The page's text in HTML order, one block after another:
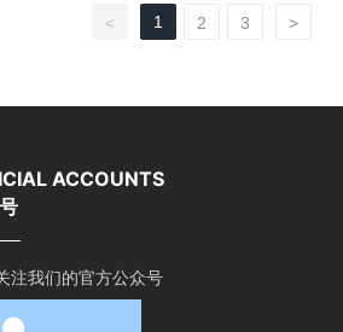
的时候，一定要轻拿
跟大家谈一谈防晒玻
< 1 2 3 >
ACCOUNTS
注我们的官方公众号